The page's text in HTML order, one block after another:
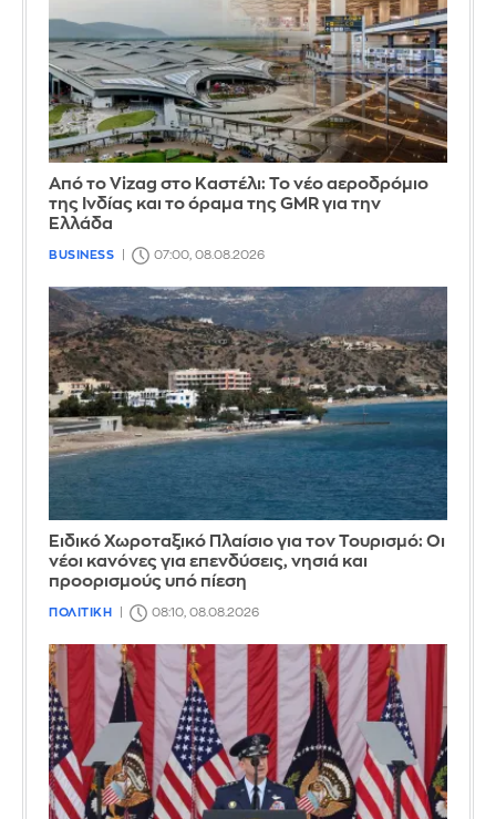
Από το Vizag στο Καστέλι: Το νέο αεροδρόμιο
της Ινδίας και το όραμα της GMR για την
Ελλάδα
BUSINESS 07:00, 08.08.2026
Ειδικό Χωροταξικό Πλαίσιο για τον Τουρισμό: Οι
νέοι κανόνες για επενδύσεις, νησιά και
προορισμούς υπό πίεση
ΠΟΛΙΤΙΚΗ 08:10, 08.08.2026